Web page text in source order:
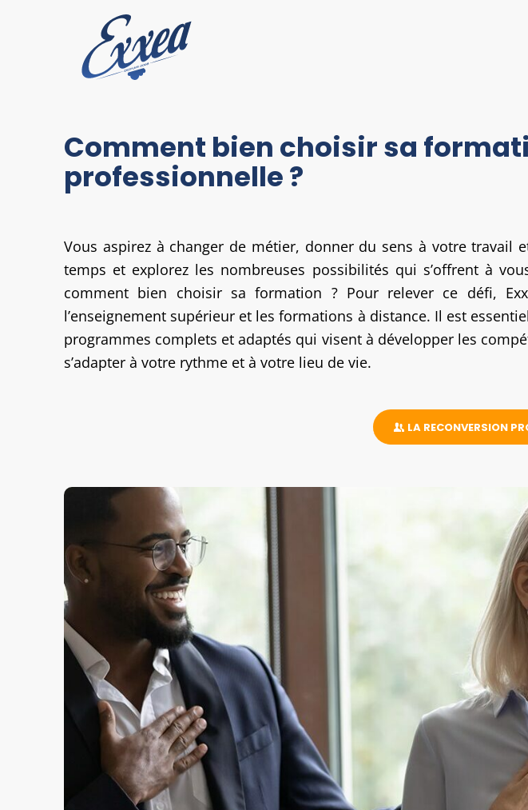
Comment bien choisir sa
professionnelle ?
Vous aspirez à changer de métier, donner du sens à votre travail
temps et explorez les nombreuses possibilités qui s’offrent à
comment bien choisir sa formation ? Pour relever ce défi,
l’enseignement supérieur et les formations à distance. Il est
programmes complets et adaptés qui visent à développer les
s’adapter à votre rythme et à votre lieu de vie.
LA RECONVERSION